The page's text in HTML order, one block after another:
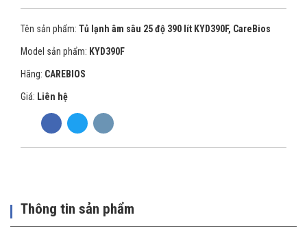
Tên sản phẩm: Tủ lạnh âm sâu 25 độ 390 lít KYD390F, CareBios
Model sản phẩm: KYD390F
Hãng: CAREBIOS
Giá: Liên hệ
Thông tin sản phẩm